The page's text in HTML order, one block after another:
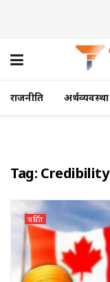
राजनीति अर्थव्यवस्था
Tag: Credibility
चर्चित